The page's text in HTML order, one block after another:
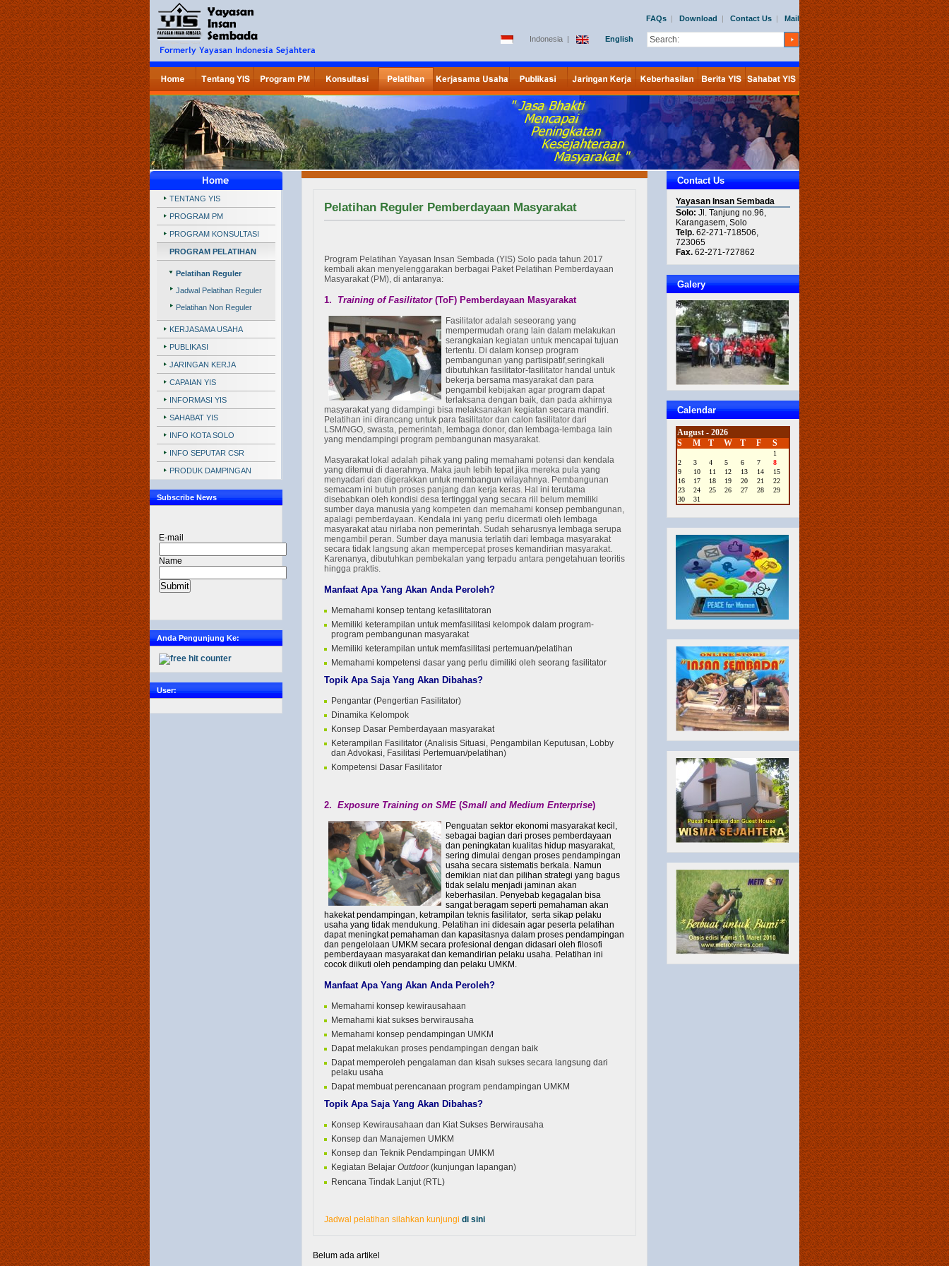
FAQs | Download | Contact Us | Mail
Indonesia | English
TENTANG YIS
PROGRAM PM
PROGRAM KONSULTASI
PROGRAM PELATIHAN
Pelatihan Reguler
Jadwal Pelatihan Reguler
Pelatihan Non Reguler
KERJASAMA USAHA
PUBLIKASI
JARINGAN KERJA
CAPAIAN YIS
INFORMASI YIS
SAHABAT YIS
INFO KOTA SOLO
INFO SEPUTAR CSR
PRODUK DAMPINGAN
Subscribe News
E-mail
Name
Anda Pengunjung Ke:
User:
Pelatihan Reguler Pemberdayaan Masyarakat
Program Pelatihan Yayasan Insan Sembada (YIS) Solo pada tahun 2017
kembali akan menyelenggarakan berbagai Paket Pelatihan Pemberdayaan
Masyarakat (PM), di antaranya:
1. Training of Fasilitator(ToF) Pemberdayaan Masyarakat
Fasilitator adalah seseorang yang
mempermudah orang lain dalam melakukan
serangkaian kegiatan untuk mencapai tujuan
tertentu. Di dalam konsep program
pembangunan yang partisipatif,seringkali
dibutuhkan fasilitator-fasilitator handal untuk
bekerja bersama masyarakat dan para
pengambil kebijakan agar program dapat
terlaksana dengan baik, dan pada akhirnya
masyarakat yang didampingi bisa melaksanakan kegiatan secara mandiri.
Pelatihan ini dirancang untuk para fasilitator dan calon fasilitator dari
LSM/NGO, swasta, pemerintah, lembaga donor, dan lembaga-lembaga lain
yang mendampingi program pembangunan masyarakat.
Masyarakat lokal adalah pihak yang paling memahami potensi dan kendala
yang ditemui di daerahnya. Maka jauh lebih tepat jika mereka pula yang
menyadari dan digerakkan untuk membangun wilayahnya. Pembangunan
semacam ini butuh proses panjang dan kerja keras. Hal ini terutama
disebabkan oleh kondisi desa tertinggal yang secara riil belum memiliki
sumber daya manusia yang kompeten dan memahami konsep pembangunan,
apalagi pemberdayaan. Kendala ini yang perlu dicermati oleh lembaga
masyarakat atau nirlaba non pemerintah. Sudah seharusnya lembaga serupa
mengambil peran. Sumber daya manusia terlatih dari lembaga masyarakat
secara tidak langsung akan mempercepat proses kemandirian masyarakat.
Karenanya, dibutuhkan pembekalan yang terpadu antara pengetahuan teoritis
hingga praktis.
Manfaat Apa Yang Akan Anda Peroleh?
Memahami konsep tentang kefasilitatoran
Memiliki keterampilan untuk memfasilitasi kelompok dalam program-
program pembangunan masyarakat
Memiliki keterampilan untuk memfasilitasi pertemuan/pelatihan
Memahami kompetensi dasar yang perlu dimiliki oleh seorang fasilitator
Topik Apa Saja Yang Akan Dibahas?
Pengantar (Pengertian Fasilitator)
Dinamika Kelompok
Konsep Dasar Pemberdayaan masyarakat
Keterampilan Fasilitator (Analisis Situasi, Pengambilan Keputusan, Lobby
dan Advokasi, Fasilitasi Pertemuan/pelatihan)
Kompetensi Dasar Fasilitator
2. Exposure Training on SME (Small and Medium Enterprise)
Penguatan sektor ekonomi masyarakat kecil,
sebagai bagian dari proses pemberdayaan
dan peningkatan kualitas hidup masyarakat,
sering dimulai dengan proses pendampingan
usaha secara sistematis berkala. Namun
demikian niat dan pilihan strategi yang bagus
tidak selalu menjadi jaminan akan
keberhasilan. Penyebab kegagalan bisa
sangat beragam seperti pemahaman akan
hakekat pendampingan, ketrampilan teknis fasilitator, serta sikap pelaku
usaha yang tidak mendukung. Pelatihan ini didesain agar peserta pelatihan
dapat meningkat pemahaman dan kapasitasnya dalam proses pendampingan
dan pengelolaan UMKM secara profesional dengan didasari oleh filosofi
pemberdayaan masyarakat dan kemandirian pelaku usaha. Pelatihan ini
cocok diikuti oleh pendamping dan pelaku UMKM.
Manfaat Apa Yang Akan Anda Peroleh?
Memahami konsep kewirausahaan
Memahami kiat sukses berwirausaha
Memahami konsep pendampingan UMKM
Dapat melakukan proses pendampingan dengan baik
Dapat memperoleh pengalaman dan kisah sukses secara langsung dari
pelaku usaha
Dapat membuat perencanaan program pendampingan UMKM
Topik Apa Saja Yang Akan Dibahas?
Konsep Kewirausahaan dan Kiat Sukses Berwirausaha
Konsep dan Manajemen UMKM
Konsep dan Teknik Pendampingan UMKM
Kegiatan Belajar Outdoor(kunjungan lapangan)
Rencana Tindak Lanjut (RTL)
Jadwal pelatihan silahkan kunjungi di sini
Belum ada artikel
Contact Us
Yayasan Insan Sembada
Solo: Jl. Tanjung no.96,
Karangasem, Solo
Telp. 62-271-718506,
723065
Fax. 62-271-727862
Galery
Calendar
August - 2026
S
M T W T F S
1
2
3 4 5 6 7
8
9
10 11 12 13 14
15
16
17 18 19 20 21
22
23
24 25 26 27 28
29
30
31